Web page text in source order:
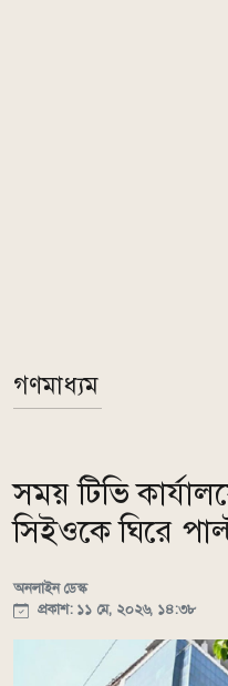
গণমাধ্যম
সময় টিভি
সিইওকে ঘিরে
অনলাইন ডেস্ক
প্রকাশ: ১১ মে, ২০২৬, ১৪:৩৮